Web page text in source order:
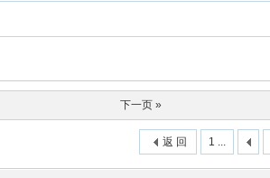
下一页 »
1 ...
返 回